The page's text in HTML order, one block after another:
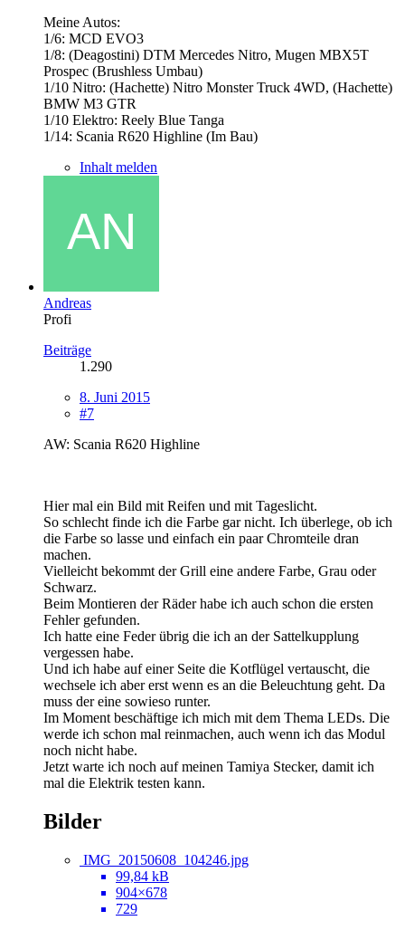
Meine Autos:
1/6: MCD EVO3
1/8: (Deagostini) DTM Mercedes Nitro, Mugen MBX5T
Prospec (Brushless Umbau)
1/10 Nitro: (Hachette) Nitro Monster Truck 4WD, (Hachette)
BMW M3 GTR
1/10 Elektro: Reely Blue Tanga
1/14: Scania R620 Highline (Im Bau)
Inhalt melden
Andreas
Profi
Beiträge
1.290
8. Juni 2015
#7
AW: Scania R620 Highline
Hier mal ein Bild mit Reifen und mit Tageslicht.
So schlecht finde ich die Farbe gar nicht. Ich überlege, ob ich
die Farbe so lasse und einfach ein paar Chromteile dran
machen.
Vielleicht bekommt der Grill eine andere Farbe, Grau oder
Schwarz.
Beim Montieren der Räder habe ich auch schon die ersten
Fehler gefunden.
Ich hatte eine Feder übrig die ich an der Sattelkupplung
vergessen habe.
Und ich habe auf einer Seite die Kotflügel vertauscht, die
wechsele ich aber erst wenn es an die Beleuchtung geht. Da
muss der eine sowieso runter.
Im Moment beschäftige ich mich mit dem Thema LEDs. Die
werde ich schon mal reinmachen, auch wenn ich das Modul
noch nicht habe.
Jetzt warte ich noch auf meinen Tamiya Stecker, damit ich
mal die Elektrik testen kann.
Bilder
IMG_20150608_104246.jpg
99,84 kB
904×678
729